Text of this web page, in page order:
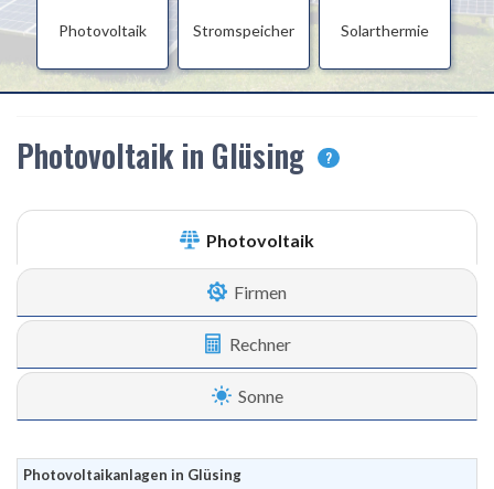
Photovoltaik Stromspeicher Solarthermie
Photovoltaik in Glüsing ?
Photovoltaik
Firmen
Rechner
Sonne
Photovoltaikanlagen in Glüsing